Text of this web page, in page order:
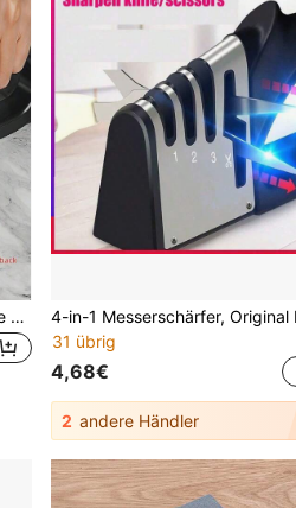
4-in-1 Messerschärfer, hochfeste Polierklingen, Küchenmesserschärfer, geeignet für Keramikmesser, Stahlmesser und Scheren. Küchenmesser- und Scherenschärfwerkzeug, zum Schleifen von Messern, feiner Schlitz für tägliches Schärfen und Schleifvorbereitung, Präzisionsschleifschlitz für Feinschliff und Polieren. Halloween- und Weihnachtsgeschenk
31 übrig
4,68€
2 andere Händler